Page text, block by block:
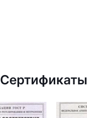
Сертификаты